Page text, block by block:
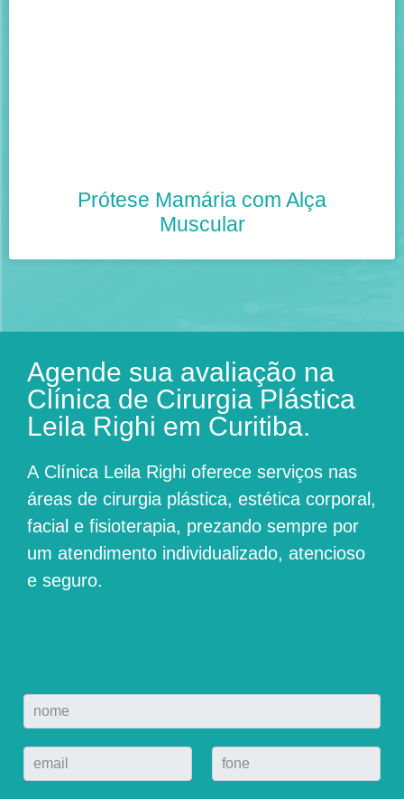
Prótese Mamária com Alça
Muscular
Agende sua avaliação na
Clínica de Cirurgia Plástica
Leila Righi em Curitiba.
A Clínica Leila Righi oferece serviços nas
áreas de cirurgia plástica, estética corporal,
facial e fisioterapia, prezando sempre por
um atendimento individualizado, atencioso
e seguro.